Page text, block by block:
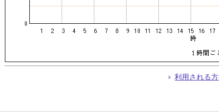
利用される